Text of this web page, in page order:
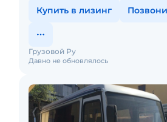
Купить в лизинг
Давно не обновлялось
Грузовой Ру